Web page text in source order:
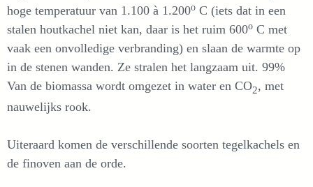
hoge temperatuur van 1.100 à 1.200o C (iets dat in een
stalen houtkachel niet kan, daar is het ruim 600o C met
vaak een onvolledige verbranding) en slaan de warmte op
in de stenen wanden. Ze stralen het langzaam uit. 99%
Van de biomassa wordt omgezet in water en CO2, met
nauwelijks rook.
Uiteraard komen de verschillende soorten tegelkachels en
de finoven aan de orde.